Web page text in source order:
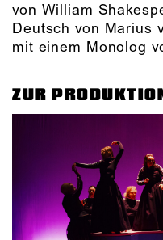
von William
Deutsch von Marius
mit einem Monolog
ZUR